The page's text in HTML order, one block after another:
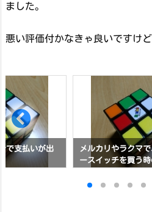
ました。
悪い評価付かなきゃ良いですけど
で支払いが出
メルカリやラクマ
ースイッチを買う